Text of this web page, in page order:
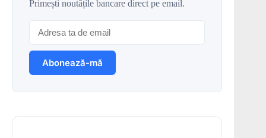
Primești noutățile bancare direct pe email.